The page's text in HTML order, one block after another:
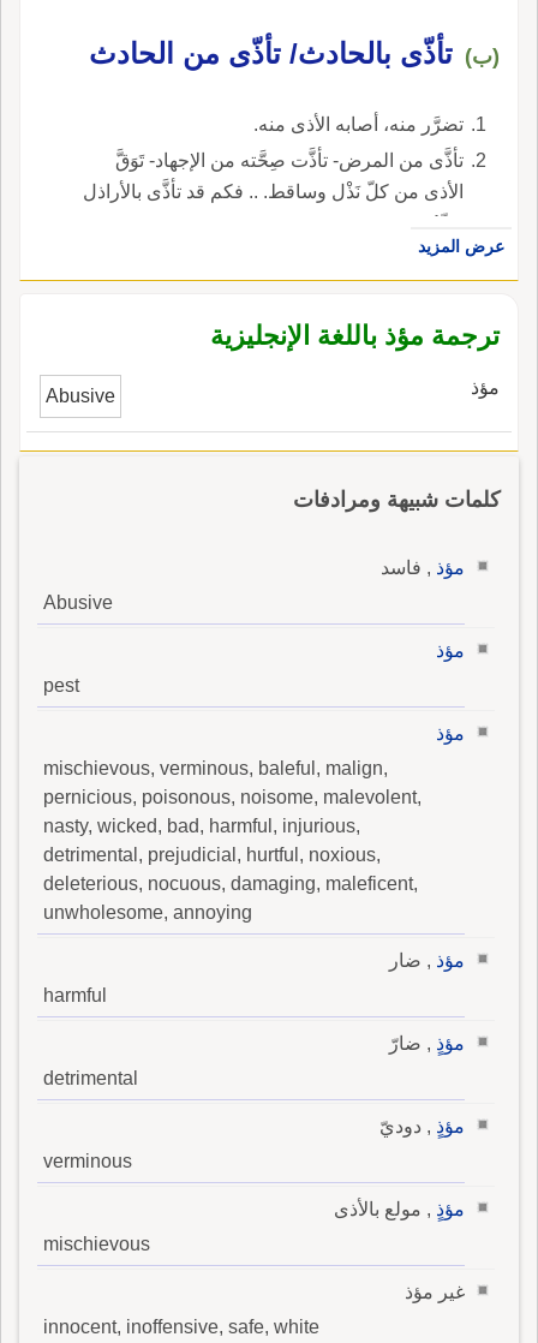
(ب) تأذّى بالحادث/ تأذّى من الحادث
تضرَّر منه، أصابه الأذى منه.
تأذَّى من المرض- تأذَّت صِحَّته من الإجهاد- تَوَقَّ
الأذى من كلّ نَذْل وساقط. .. فكم قد تأذَّى بالأراذل
سيِّدُ.
عرض المزيد
ترجمة مؤذ باللغة الإنجليزية
مؤذ Abusive
كلمات شبيهة ومرادفات
مؤذ , فاسد
Abusive
مؤذ
pest
مؤذ
mischievous, verminous, baleful, malign,
pernicious, poisonous, noisome, malevolent,
nasty, wicked, bad, harmful, injurious,
detrimental, prejudicial, hurtful, noxious,
deleterious, nocuous, damaging, maleficent,
unwholesome, annoying
مؤذ , ضار
harmful
مؤذٍ , ضارّ
detrimental
مؤذٍ , دوديّ
verminous
مؤذٍ , مولع بالأذى
mischievous
غير مؤذ
innocent, inoffensive, safe, white